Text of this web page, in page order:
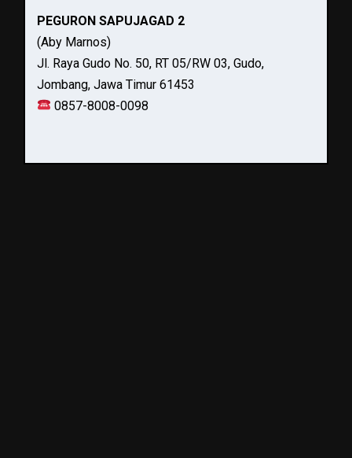
PEGURON SAPUJAGAD 2
(Aby Marnos)
Jl. Raya Gudo No. 50, RT 05/RW 03, Gudo,
Jombang, Jawa Timur 61453
0857-8008-0098